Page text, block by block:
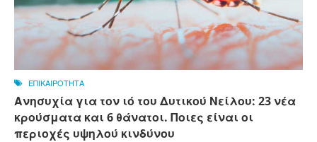
ΕΠΙΚΑΙΡΟΤΗΤΑ
Ανησυχία για τον ιό του Δυτικού Νείλου: 23 νέα
κρούσματα και 6 θάνατοι. Ποιες είναι οι
περιοχές υψηλού κινδύνου